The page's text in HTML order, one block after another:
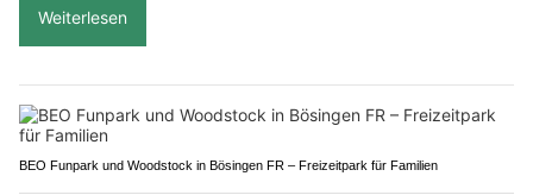
Weiterlesen
BEO Funpark und Woodstock in Bösingen FR – Freizeitpark für Familien